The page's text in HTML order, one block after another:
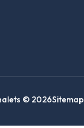
© 2026Sitemap